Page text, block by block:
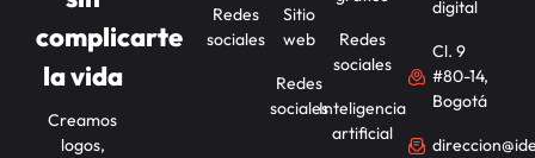
complicarte
la vida
Creamos
logos,
Redes
sociales
Sitio
web
Redes
sociales
Redes
sociales
Inteligencia
artificial
digital
Cl. 9
#80-14,
Bogotá